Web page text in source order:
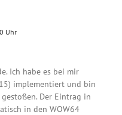
Uhr
Ich habe es bei mir
implementiert und bin
Der Eintrag in
in den WOW64